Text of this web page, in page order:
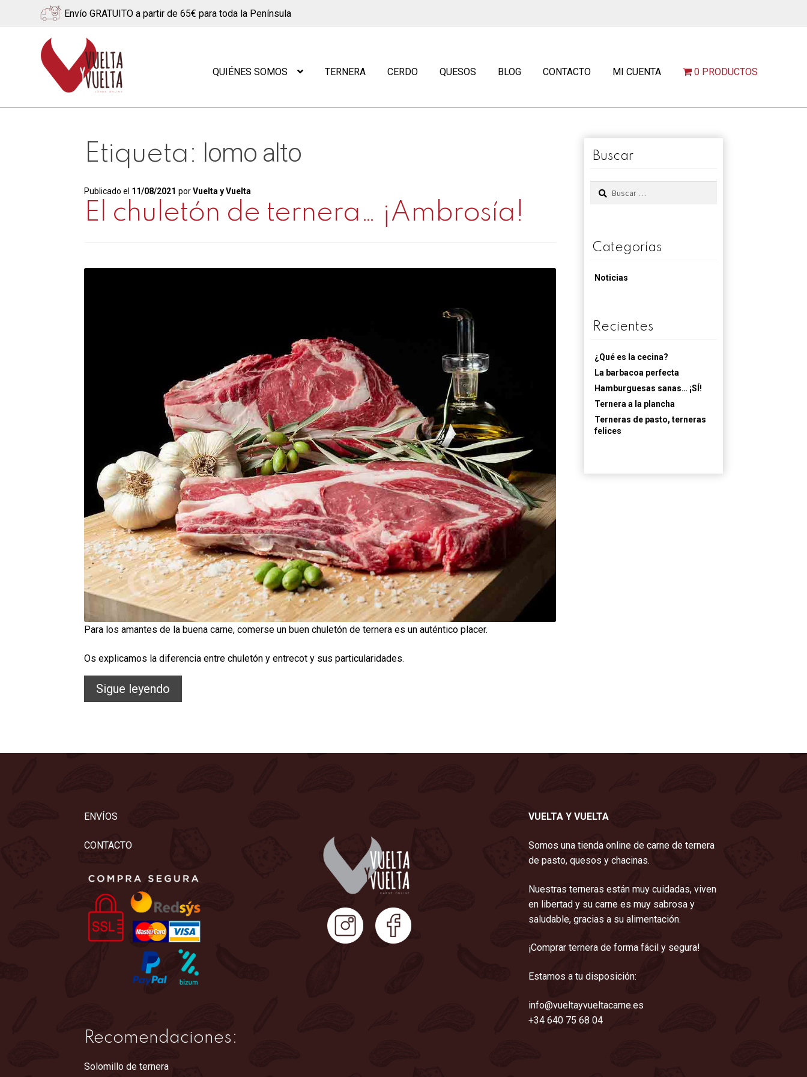
Envío GRATUITO a partir de 65€ para toda la Península
Ir
a
navegación
Ir
al
contenido
QUIÉNES SOMOS TERNERA CERDO QUESOS BLOG CONTACTO MI CUENTA 0 PRODUCTOS
Etiqueta: lomo alto
Publicado el 11/08/2021 porVuelta y Vuelta
El chuletón de ternera… ¡Ambrosía!
Para los amantes de la buena carne, comerse un buen chuletón de ternera es un auténtico placer.
Os explicamos la diferencia entre chuletón y entrecot y sus particularidades.
Sigue leyendo
Buscar
Buscar:
Categorías
Noticias
Recientes
¿Qué es la cecina?
La barbacoa perfecta
Hamburguesas sanas… ¡SÍ!
Ternera a la plancha
Terneras de pasto, terneras
felices
ENVÍOS
CONTACTO
Recomendaciones:
Solomillo de ternera
VUELTA Y VUELTA
Somos una tienda online de carne de ternera
de pasto, quesos y chacinas.
Nuestras terneras están muy cuidadas, viven
en libertad y su carne es muy sabrosa y
saludable, gracias a su alimentación.
¡Comprar ternera de forma fácil y segura!
Estamos a tu disposición:
info@vueltayvueltacarne.es
+34 640 75 68 04